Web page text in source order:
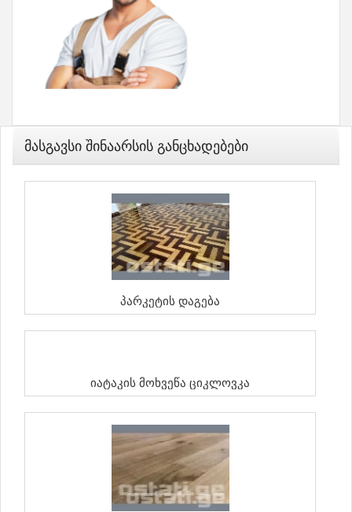
Მასგავსი Შინაარსის Განცხადებები
Პარკეტის Დაგება
Იატაკის Მოხვეწა Ციკლოვკა